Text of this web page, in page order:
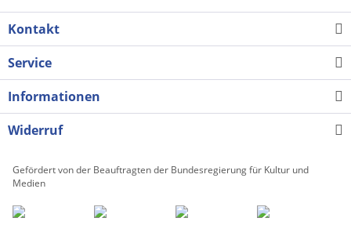
Kontakt
Service
Informationen
Widerruf
Gefördert von der Beauftragten der Bundesregierung für Kultur und
Medien